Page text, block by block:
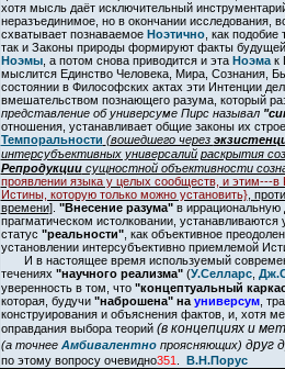
хотя мысль даёт исключительный
неразъединимое, но в окончании
схватывает познаваемое Ноэтично, как подобие
так и Законы природы формируют факты
Ноэмы, а потом снова приводится и эта Ноэмак
мыслится Единство Человека, Мира, Сознания,
состоянии в Философских актах эти Интенции
вмешательством познающего разума, который
представление об универсуме Пирс называл
отношения, устанавливает общие законы их
Темпоральности (вошедшего через
интерсубъективных универсалий раскрытия
Репродукциисущностной объективности
проявлении языка у целых сообществ, и этим---в
Истины, которую только можно установить},
времени]. "Внесение разума"в иррациональную
прагматическом истолковании,
статус "реальности", как объективное
установлении интерсубъективно приемлемой
И в настоящее время используемый
течениях "научного реализма" (У.Селларс,
уверенность в том, что "концептуальный
которая, будучи "наброшена" на универсум,
конструирования и объяснения фактов, и, хотя
оправдания выбора теорий (в концепциях и
(а точнее Амбивалентнопроясняющих) друг
по этому вопросу очевидно351
В.Н.Порус